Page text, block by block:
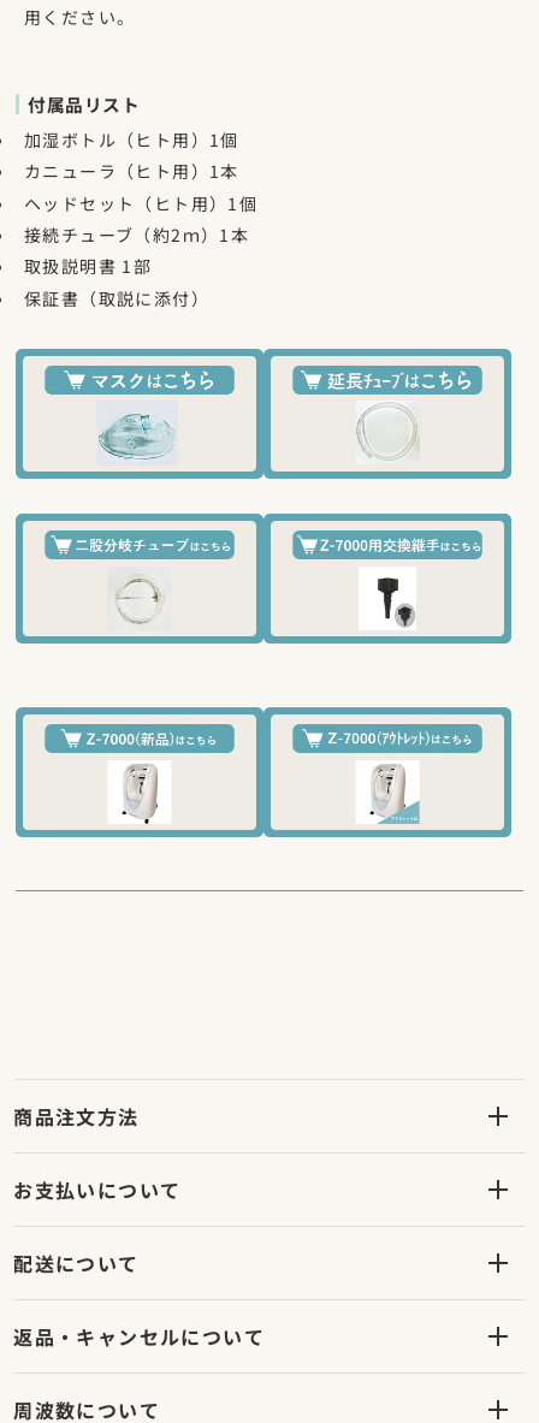
用ください。
付属品リスト
加湿ボトル（ヒト用）1個
カニューラ（ヒト用）1本
ヘッドセット（ヒト用）1個
接続チューブ（約2ｍ）1本
取扱説明書 1部
保証書（取説に添付）
商品注文方法
お支払いについて
配送について
返品・キャンセルについて
周波数について